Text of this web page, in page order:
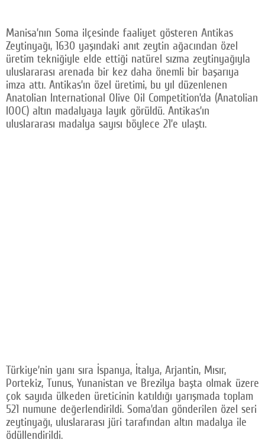
Manisa’nın Soma ilçesinde faaliyet gösteren Antikas
Zeytinyağı, 1630 yaşındaki anıt zeytin ağacından özel
üretim tekniğiyle elde ettiği natürel sızma zeytinyağıyla
uluslararası arenada bir kez daha önemli bir başarıya
imza attı. Antikas’ın özel üretimi, bu yıl düzenlenen
Anatolian International Olive Oil Competition’da (Anatolian
IOOC) altın madalyaya layık görüldü. Antikas’ın
uluslararası madalya sayısı böylece 21’e ulaştı.
Türkiye’nin yanı sıra İspanya, İtalya, Arjantin, Mısır,
Portekiz, Tunus, Yunanistan ve Brezilya başta olmak üzere
çok sayıda ülkeden üreticinin katıldığı yarışmada toplam
521 numune değerlendirildi. Soma’dan gönderilen özel seri
zeytinyağı, uluslararası jüri tarafından altın madalya ile
ödüllendirildi.